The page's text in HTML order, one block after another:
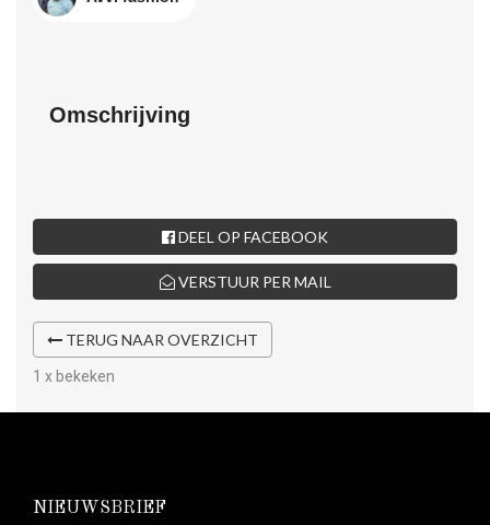
Omschrijving
DEEL OP FACEBOOK
VERSTUUR PER MAIL
TERUG NAAR OVERZICHT
1 x bekeken
NIEUWSBRIEF